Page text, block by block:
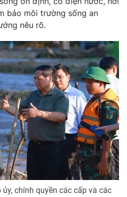
bảo môi trường sống an
nêu rõ.
chính quyền các cấp và các